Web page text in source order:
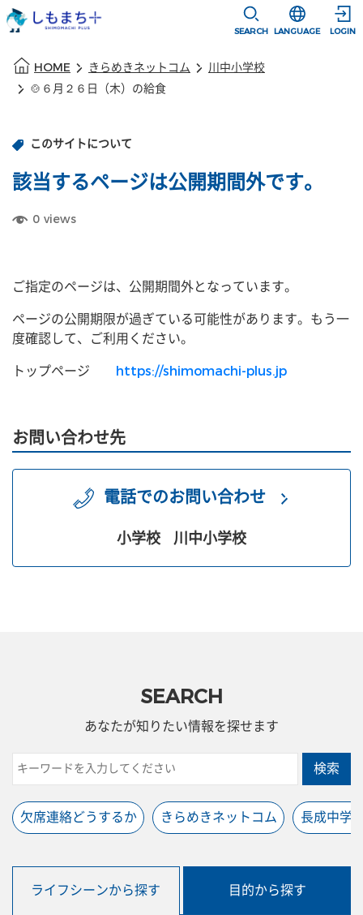
SEARCH
選択すると言
LANGUAGE LOGIN
HOME きらめきネットコム
川中小学校
🍲６月２６日（木）の給食
このサイトについて
該当するページは公開期間外です。
0 views
ご指定のページは、公開期間外となっています。
ページの公開期限が過ぎている可能性があります。もう一
度確認して、ご利用ください。
トップページ
https://shimomachi-plus.jp
お問い合わせ先
電話でのお問い合わせ
小学校 川中小学校
SEARCH
あなたが知りたい情報を探せます
検索
欠席連絡どうするか きらめきネットコム 長成中学
ライフシーンから探す 目的から探す